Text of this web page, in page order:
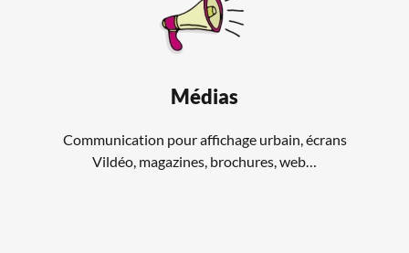
Médias
Communication pour affichage urbain, écrans
Vildéo, magazines, brochures, web…